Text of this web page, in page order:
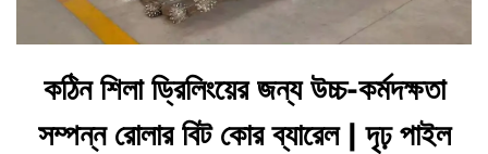
কঠিন শিলা ড্রিলিংয়ের জন্য উচ্চ-কর্মদক্ষতা
সম্পন্ন রোলার বিট কোর ব্যারেল | দৃঢ় পাইল